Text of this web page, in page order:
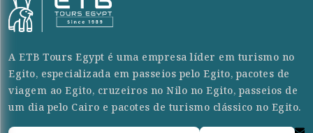
A ETB Tours Egypt é uma empresa líder em turismo no
Egito, especializada em passeios pelo Egito, pacotes de
viagem ao Egito, cruzeiros no Nilo no Egito, passeios de
um dia pelo Cairo e pacotes de turismo clássico no Egito.